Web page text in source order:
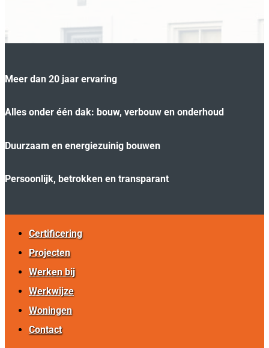
Meer dan 20 jaar ervaring
Alles onder één dak: bouw, verbouw en onderhoud
Duurzaam en energiezuinig bouwen
Persoonlijk, betrokken en transparant
Certificering
Projecten
Werken bij
Werkwijze
Woningen
Contact